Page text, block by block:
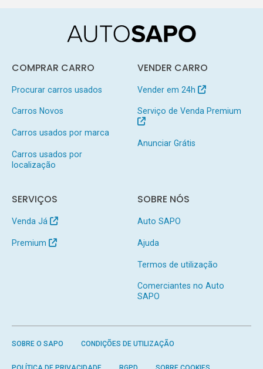
COMPRAR CARRO
Procurar carros usados
Carros Novos
Carros usados por marca
Carros usados por
localização
VENDER CARRO
Vender em 24h
Serviço de Venda Premium
Anunciar Grátis
SERVIÇOS
Venda Já
Premium
SOBRE NÓS
Auto SAPO
Ajuda
Termos de utilização
Comerciantes no Auto
SAPO
SOBRE O SAPO CONDIÇÕES DE UTILIZAÇÃO